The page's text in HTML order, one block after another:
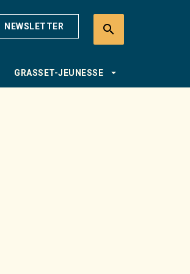
NEWSLETTER search
GRASSET-JEUNESSE arrow_drop_down